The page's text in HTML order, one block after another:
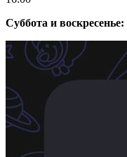
Суббота и воскресенье: